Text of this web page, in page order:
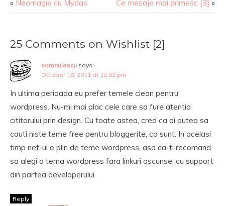
« Neomagie cu Mydas Ce mesaje mai primesc [3] »
25 Comments on Wishlist [2]
somnulescu says:
October 18, 2011 at 12:02 pm
In ultima perioada eu prefer temele clean pentru
wordpress. Nu-mi mai plac cele care sa fure atentia
cititorului prin design. Cu toate astea, cred ca ai putea sa
cauti niste teme free pentru bloggerite, ca sunt. In acelasi
timp net-ul e plin de teme wordpress, asa ca-ti recomand
sa alegi o tema wordpress fara linkuri ascunse, cu support
din partea developerului.
Reply